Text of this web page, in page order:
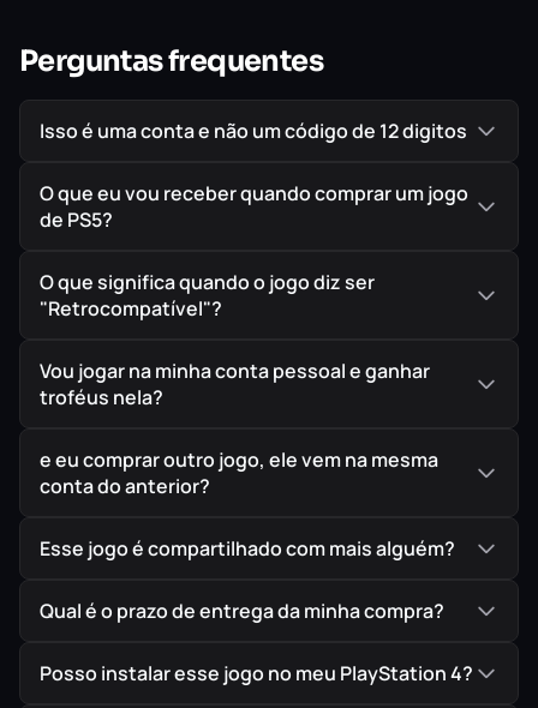
Perguntas frequentes
Isso é uma conta e não um código de 12 digitos
O que eu vou receber quando comprar um jogo
de PS5?
O que significa quando o jogo diz ser
"Retrocompatível"?
Vou jogar na minha conta pessoal e ganhar
troféus nela?
e eu comprar outro jogo, ele vem na mesma
conta do anterior?
Esse jogo é compartilhado com mais alguém?
Qual é o prazo de entrega da minha compra?
Posso instalar esse jogo no meu PlayStation 4?